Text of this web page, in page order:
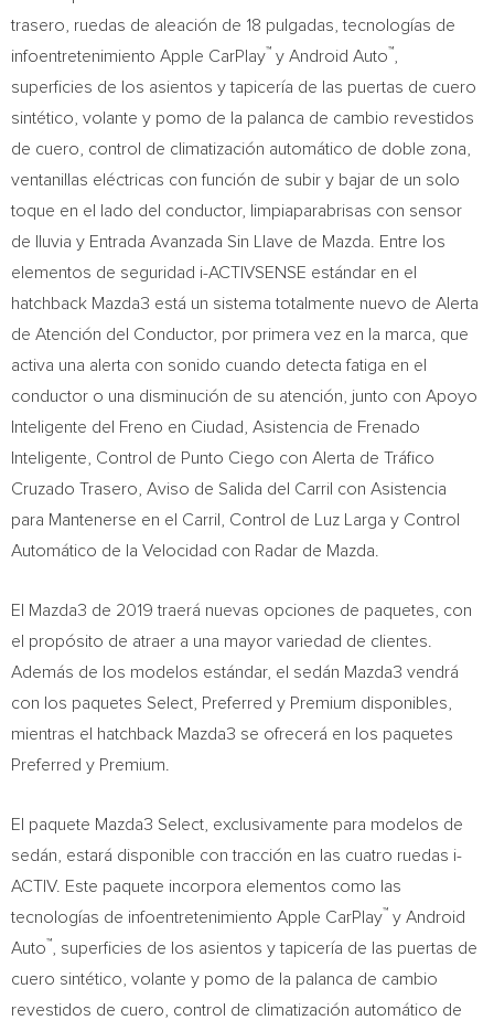
trasero, ruedas de aleación de 18 pulgadas, tecnologías de
infoentretenimiento Apple CarPlay™ y Android Auto™
superficies de los asientos y tapicería de las puertas de cuero
sintético, volante y pomo de la palanca de cambio revestidos
de cuero, control de climatización automático de doble zona,
ventanillas eléctricas con función de subir y bajar de un solo
toque en el lado del conductor, limpiaparabrisas con sensor
de lluvia y Entrada Avanzada Sin Llave de Mazda. Entre los
elementos de seguridad i-ACTIVSENSE estándar en el
hatchback Mazda3 está un sistema totalmente nuevo de Alerta
de Atención del Conductor, por primera vez en la marca, que
activa una alerta con sonido cuando detecta fatiga en el
conductor o una disminución de su atención, junto con Apoyo
Inteligente del Freno en Ciudad, Asistencia de Frenado
Inteligente, Control de Punto Ciego con Alerta de Tráfico
Cruzado Trasero, Aviso de Salida del Carril con Asistencia
para Mantenerse en el Carril, Control de
Luz Larga y Control
Automático de la Velocidad con Radar de Mazda.
El Mazda3 de 2019 traerá nuevas opciones de paquetes, con
el propósito de atraer a una mayor variedad de clientes.
Además de los modelos estándar, el sedán Mazda3 vendrá
con los paquetes Select, Preferred y Premium disponibles,
mientras el hatchback Mazda3 se ofrecerá en los paquetes
Preferred y Premium.
El paquete Mazda3 Select, exclusivamente para modelos de
sedán, estará disponible con tracción en las cuatro ruedas i-
ACTIV. Este paquete incorpora elementos como las
tecnologías de infoentretenimiento Apple CarPlay™ y Android
Auto™
, superficies de los asientos y tapicería de las puertas de
cuero sintético, volante y pomo de la palanca de cambio
revestidos de cuero, control de climatización automático de